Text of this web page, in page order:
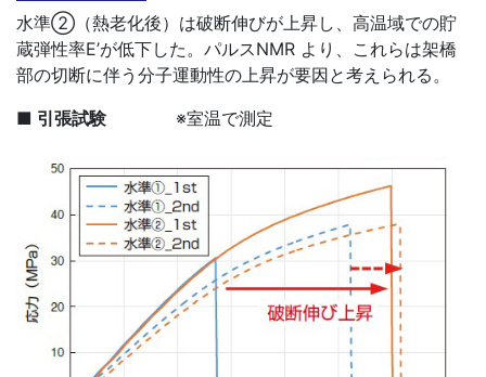
水準②（熱老化後）は破断伸びが上昇し、高温域での貯
蔵弾性率E’が低下した。パルスNMR より、これらは架橋
部の切断に伴う分子運動性の上昇が要因と考えられる。
■ 引張試験 ※室温で測定